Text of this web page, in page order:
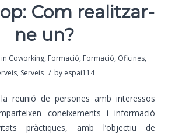
Com realitzar-
ne un?
in Coworking, Formació, Formació, Oficines,
, Serveis / by espai114
reunió de persones amb interessos
coneixements i informació
pràctiques, amb l’objectiu de